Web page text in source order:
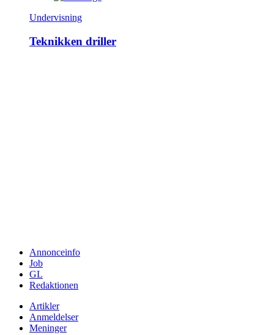
Undervisning
Teknikken driller
Annonceinfo
Job
GL
Redaktionen
Artikler
Anmeldelser
Meninger